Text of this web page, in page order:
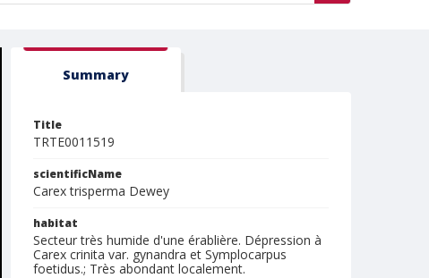
Summary
Title
TRTE0011519
scientificName
Carex trisperma Dewey
habitat
Secteur très humide d'une érablière. Dépression à
Carex crinita var. gynandra et Symplocarpus
foetidus.; Très abondant localement.